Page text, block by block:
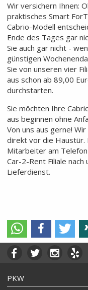
Wir versichern Ihnen:
praktisches Smart
Cabrio-Modell
Ende des Tages gar
Sie auch gar nicht -
günstigen
Sie von unseren vier
aus schon ab 89,00
durchstarten.
Sie möchten Ihre
aus beginnen ohne
Von uns aus gerne!
direkt vor die Haustür.
Mitarbeiter am
Car-2-Rent Filiale
Lieferdienst.
PKW